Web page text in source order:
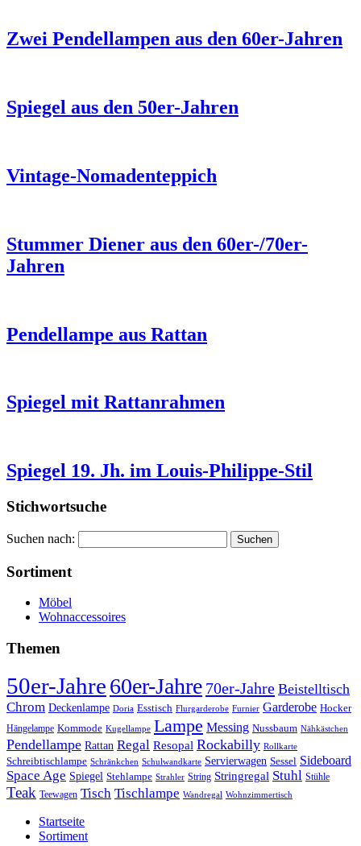
Zwei Pendellampen aus den 60er-Jahren
Spiegel aus den 50er-Jahren
Vintage-Nomadenteppich
Stummer Diener aus den 60er-/70er-
Jahren
Pendellampe aus Rattan
Spiegel mit Rattanrahmen
Spiegel 19. Jh. im Louis-Philippe-Stil
Stichwortsuche
Suchen nach:
Sortiment
Möbel
Wohnaccessoires
Themen
50er-Jahre60er-Jahre 70er-Jahre Beistelltisch
Chrom Deckenlampe Doria Esstisch Flurgarderobe Furnier Garderobe Hocker
Hängelampe Kommode Kugellampe Lampe Messing Nussbaum Nähkästchen
Pendellampe Rattan Regal Resopal Rockabilly Rollkarte
Schreibtischlampe Schränkchen Schulwandkarte Servierwagen Sessel Sideboard
Space Age Spiegel Stehlampe Strahler String Stringregal Stuhl Stühle
Teak Teewagen Tisch Tischlampe Wandregal Wohnzimmertisch
Startseite
Sortiment